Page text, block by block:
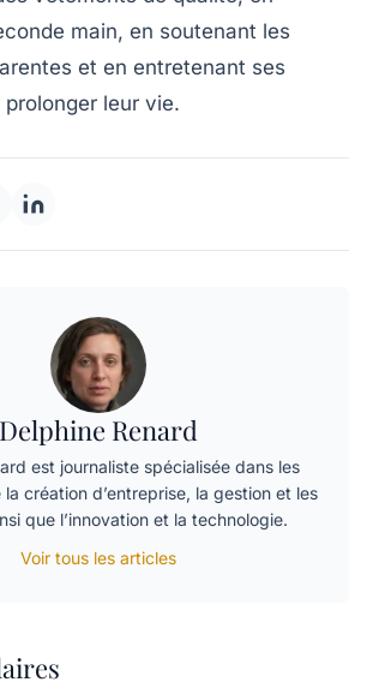
main, en soutenant les
et en entretenant ses
leur vie.
Delphine Renard
est journaliste spécialisée dans les
création d’entreprise, la gestion et les
que l’innovation et la technologie.
Voir tous les articles